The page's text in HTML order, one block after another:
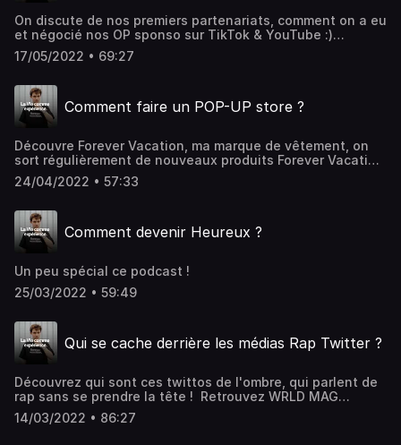
On discute de nos premiers partenariats, comment on a eu
et négocié nos OP sponso sur TikTok & YouTube :)
Découvre Forever Vacation, ma marque de vêtement, on
sort régulièrement de nouveaux produits Forever Vacation
avec https://www.instagram.com/bribri2n/
17/05/2022 • 69:27
Comment faire un POP-UP store ?
Découvre Forever Vacation, ma marque de vêtement, on
sort régulièrement de nouveaux produits Forever Vacation
: https://www.forever-vacation.com Supram :
https://www.instagram.com/supram/
24/04/2022 • 57:33
Comment devenir Heureux ?
Un peu spécial ce podcast !
25/03/2022 • 59:49
Qui se cache derrière les médias Rap Twitter ?
Découvrez qui sont ces twittos de l'ombre, qui parlent de
rap sans se prendre la tête ! Retrouvez WRLD MAG
partout : https://wrldmag.com/ Instagram :
https://www.instagram.com/f1ub/ Twitter :
14/03/2022 • 86:27